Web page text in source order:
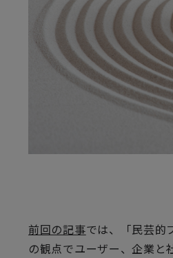
前回の記事では、「民芸的
の観点でユーザー、企業と